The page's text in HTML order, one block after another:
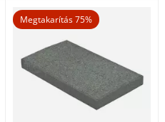
Megtakarítás 75%